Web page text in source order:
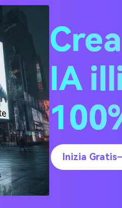
di
IA
Inizia